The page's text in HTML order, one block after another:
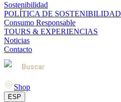
Sostenibilidad
POLÍTICA DE SOSTENIBILIDAD
Consumo Responsable
TOURS & EXPERIENCIAS
Noticias
Contacto
Buscar
Shop
ESP